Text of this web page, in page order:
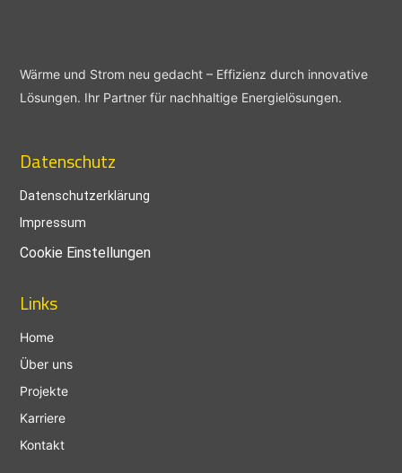
Wärme und Strom neu gedacht – Effizienz durch innovative
Lösungen. Ihr Partner für nachhaltige Energielösungen.
Datenschutz
Datenschutzerklärung
Impressum
Cookie Einstellungen
Links
Home
Über uns
Projekte
Karriere
Kontakt